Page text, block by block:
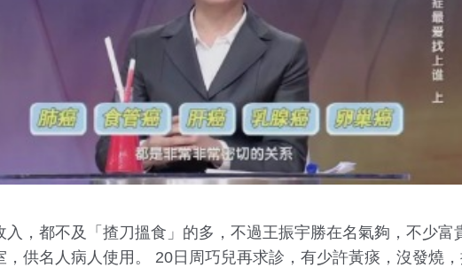
，都不及「揸刀搵食」的多，不過王振宇勝在名氣夠，不少富
供名人病人使用。 20日周巧兒再求診，有少許黃痰，沒發燒，